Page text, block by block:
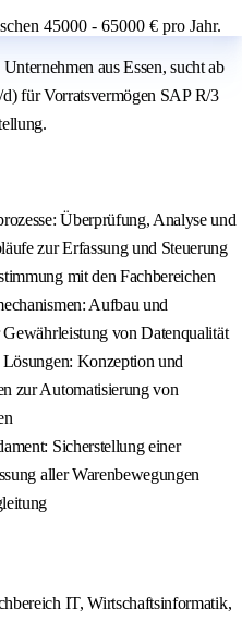
45000 - 65000 € pro Jahr.
aus Essen, sucht ab
für Vorratsvermögen SAP R/3
Überprüfung, Analyse und
zur Erfassung und Steuerung
mit den Fachbereichen
Aufbau und
von Datenqualität
Konzeption und
zur Automatisierung von
Sicherstellung einer
aller Warenbewegungen
IT, Wirtschaftsinformatik,